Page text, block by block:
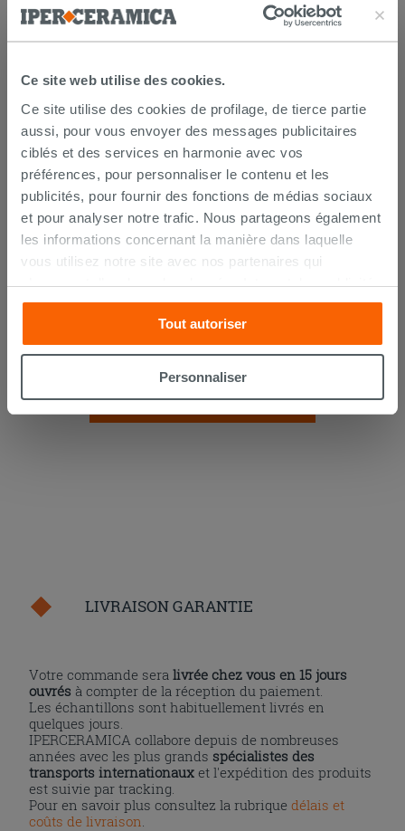
Ce site web utilise des cookies.
Ce site utilise des cookies de profilage, de tierce partie
aussi, pour vous envoyer des messages publicitaires
ciblés et des services en harmonie avec vos
préférences, pour personnaliser le contenu et les
publicités, pour fournir des fonctions de médias sociaux
et pour analyser notre trafic. Nous partageons également
les informations concernant la manière dans laquelle
vous utilisez notre site avec nos partenaires qui
s’occupent d’analyser les données Internet, les publicités
et les réseaux sociaux. Lesdits partenaires pourraient
combiner ces informations avec d’autres que vous leur
avez fournies ou qu’ils ont recueillies à partir de votre
utilisation sur leurs services. Si vous souhaitez en savoir
cookies, ou à quelques-uns seulement,cliquez iciou
Tout autoriser
Personnaliser
PRODUIT ONT ÉGALEMENT
ACHETÉ
Lot de 2 coudes sous lavabo 45° laiton
14,90 €
AJOUTER AU PANIER
LIVRAISON GARANTIE
Votre commande seralivrée chez vous en 15 jours
ouvrés à compter de la réception du paiement.
Les échantillons sont habituellement livrés en
quelques jours.
IPERCERAMICA collabore depuis de nombreuses
années avec les plus grands spécialistes des
transports internationaux et l'expédition des produits
est suivie par tracking.
Pour en savoir plus consultez la rubriquedélais et
coûts de livraison